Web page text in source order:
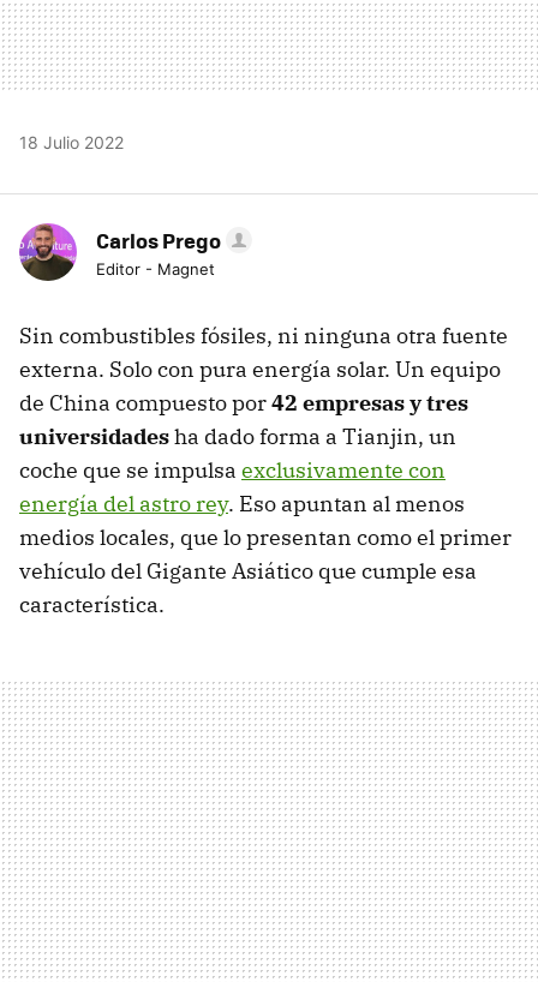
18 Julio 2022
Carlos Prego
Editor - Magnet
Sin combustibles fósiles, ni ninguna otra fuente
externa. Solo con pura energía solar. Un equipo
de China compuesto por42 empresas y tres
universidadesha dado forma a Tianjin, un
coche que se impulsa exclusivamente con
energía del astro rey. Eso apuntan al menos
medios locales, que lo presentan como el primer
vehículo del Gigante Asiático que cumple esa
característica.